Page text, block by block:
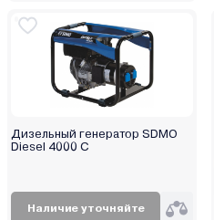
Дизельный генератор SDMO
Diesel 4000 C
Наличие уточняйте